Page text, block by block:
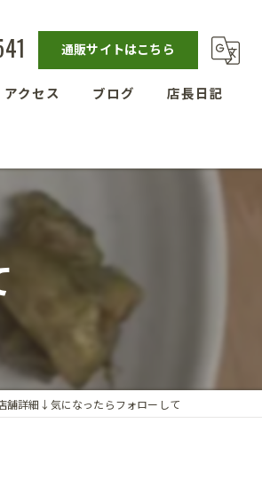
通販サイトはこちら
アクセス ブログ 店長日記
舗詳細↓気になったらフォローして